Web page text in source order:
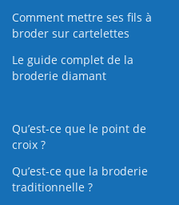
Comment mettre ses fils à
broder sur cartelettes
Le guide complet de la
broderie diamant
Qu’est-ce que le point de
croix ?
Qu’est-ce que la broderie
traditionnelle ?